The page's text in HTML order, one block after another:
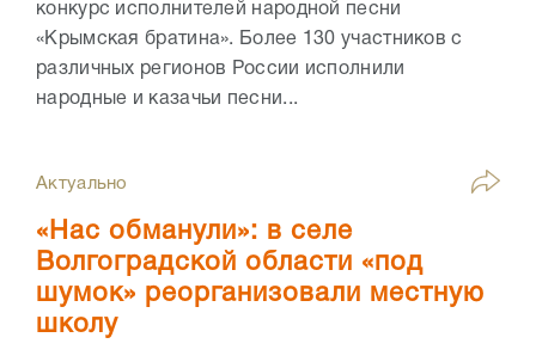
конкурс исполнителей народной песни
«Крымская братина». Более 130 участников с
различных регионов России исполнили
народные и казачьи песни...
Актуально
«Нас обманули»: в селе
Волгоградской области «под
шумок» реорганизовали местную
школу